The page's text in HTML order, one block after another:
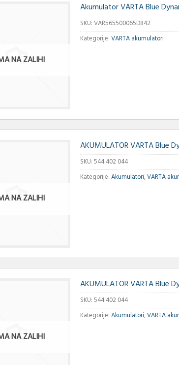
NA ZALIHI
Akumulator VARTA Blue
SKU:VAR565500065D842
Kategorije:VARTA akumulatori
NA ZALIHI
AKUMULATOR VARTA Blue
SKU:544 402 044
Kategorije:Akumulatori,VARTA
NA ZALIHI
AKUMULATOR VARTA Blue
SKU:544 402 044
Kategorije:Akumulatori,VARTA